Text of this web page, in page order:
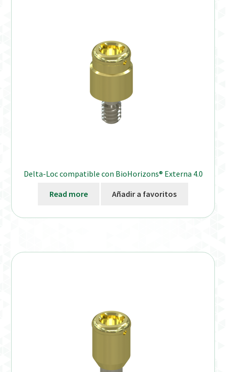
Delta-Loc compatible con BioHorizons® Externa 4.0
Read more Añadir a favoritos